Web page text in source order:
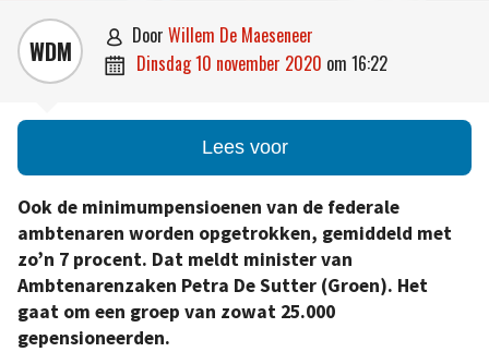
WDM  door Willem De Maeseneer
 dinsdag 10 november 2020 om 16:22
Lees voor
Ook de minimumpensioenen van de federale
ambtenaren worden opgetrokken, gemiddeld met
zo’n 7 procent. Dat meldt minister van
Ambtenarenzaken Petra De Sutter (Groen). Het
gaat om een groep van zowat 25.000
gepensioneerden.